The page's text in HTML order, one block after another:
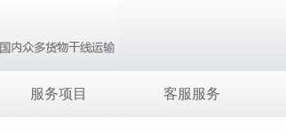
服务项目 客服服务